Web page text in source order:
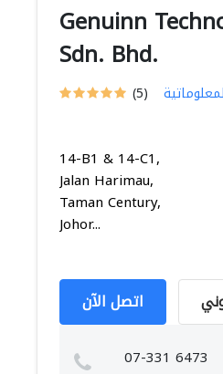
Genuinn
Sdn. Bhd.
(5)
14-B1 & 14-C1,
Jalan Harimau,
Taman Century,
Johor...
اتصل الآن
07-331 6473